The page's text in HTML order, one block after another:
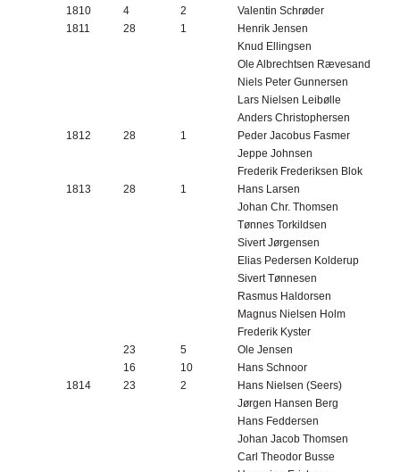
1810
4 2
Valentin Schrøder
1811
28 1
Henrik Jensen
Knud Ellingsen
Ole Albrechtsen Rævesand
Niels Peter Gunnersen
Lars Nielsen Leibølle
Anders Christophersen
1812
28 1
Peder Jacobus Fasmer
Jeppe Johnsen
Frederik Frederiksen Blok
1813
28 1
Hans Larsen
Johan Chr. Thomsen
Tønnes Torkildsen
Sivert Jørgensen
Elias Pedersen Kolderup
Sivert Tønnesen
Rasmus Haldorsen
Magnus Nielsen Holm
Frederik Kyster
23
5
Ole Jensen
16
10
Hans Schnoor
1814
23 2
Hans Nielsen (Seers)
Jørgen Hansen Berg
Hans Feddersen
Johan Jacob Thomsen
Carl Theodor Busse